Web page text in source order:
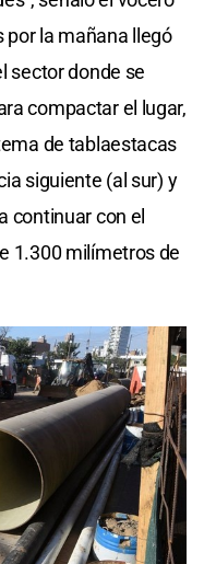
por la mañana llegó
sector donde se
compactar el lugar,
de tablaestacas
siguiente (al sur) y
continuar con el
1.300 milímetros de